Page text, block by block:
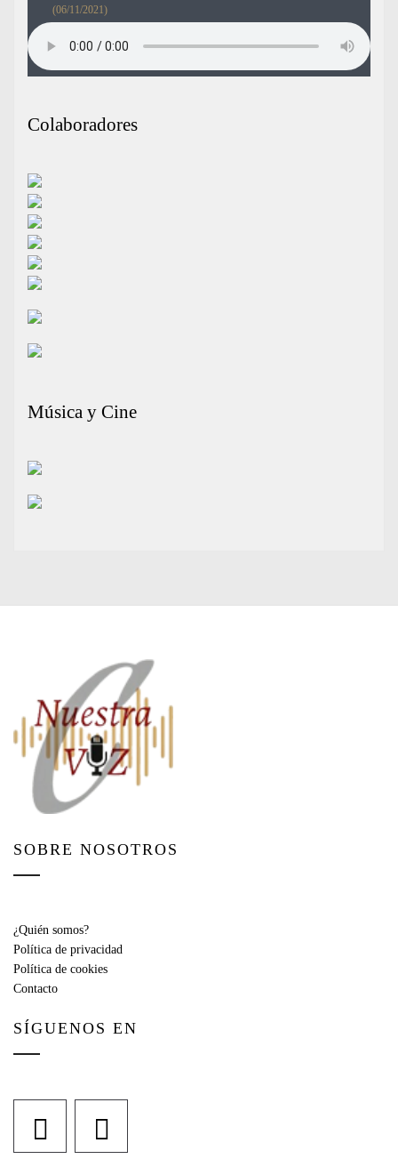
(06/11/2021)
Colaboradores
Música y Cine
SOBRE NOSOTROS
¿Quién somos?
Política de privacidad
Política de cookies
Contacto
SÍGUENOS EN